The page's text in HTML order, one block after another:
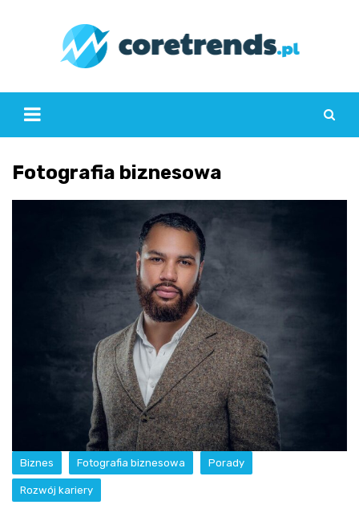
Fotografia biznesowa
Biznes Fotografia biznesowa Porady
Rozwój kariery